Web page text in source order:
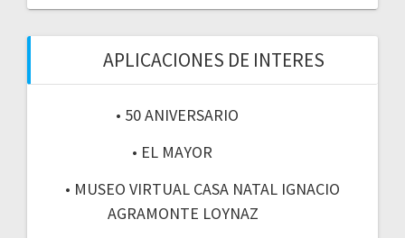
APLICACIONES DE INTERES
• 50 ANIVERSARIO
• EL MAYOR
• MUSEO VIRTUAL CASA NATAL IGNACIO
AGRAMONTE LOYNAZ